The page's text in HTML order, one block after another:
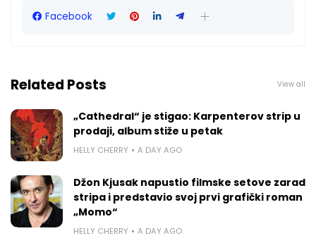
Facebook
Related Posts View all
„Cathedral“ je stigao: Karpenterov strip u
prodaji, album stiže u petak
HELLY CHERRY A DAY AGO
Džon Kjusak napustio filmske setove zarad
stripa i predstavio svoj prvi grafički roman
„Momo“
HELLY CHERRY A DAY AGO